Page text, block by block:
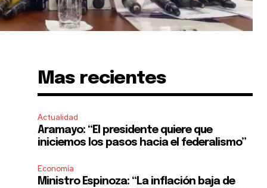
Mas recientes
Actualidad
Aramayo: “El presidente quiere que
iniciemos los pasos hacia el federalismo”
Economía
Ministro Espinoza: “La inflación baja de